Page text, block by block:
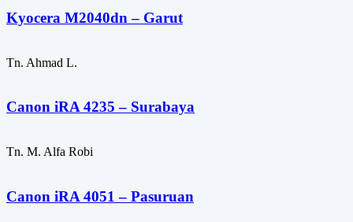
Kyocera M2040dn – Garut
Tn. Ahmad L.
Canon iRA 4235 – Surabaya
Tn. M. Alfa Robi
Canon iRA 4051 – Pasuruan